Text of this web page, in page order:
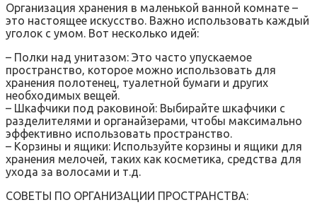
Организация хранения в маленькой ванной комнате –
это настоящее искусство. Важно использовать каждый
уголок с умом. Вот несколько идей:
– Полки над унитазом: Это часто упускаемое
пространство‚ которое можно использовать для
хранения полотенец‚ туалетной бумаги и других
необходимых вещей.
– Шкафчики под раковиной: Выбирайте шкафчики с
разделителями и органайзерами‚ чтобы максимально
эффективно использовать пространство.
– Корзины и ящики: Используйте корзины и ящики для
хранения мелочей‚ таких как косметика‚ средства для
ухода за волосами и т.д.
СОВЕТЫ ПО ОРГАНИЗАЦИИ ПРОСТРАНСТВА: